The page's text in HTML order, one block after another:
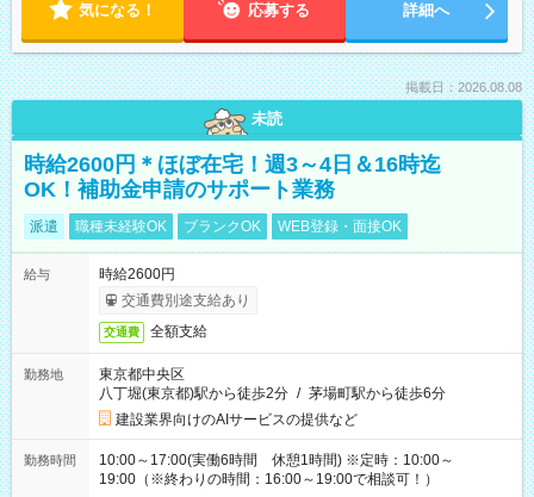
気になる！ 応募する 詳細へ
掲載日：2026.08.08
未読
時給2600円＊ほぼ在宅！週3～4日＆16時迄
OK！補助金申請のサポート業務
派遣 職種未経験OK ブランクOK WEB登録・面接OK
給与
時給2600円
交通費別途支給あり
交通費 全額支給
勤務地
東京都中央区
八丁堀(東京都)駅から徒歩2分 / 茅場町駅から徒歩6分
建設業界向けのAIサービスの提供など
勤務時間
10:00～17:00(実働6時間 休憩1時間) ※定時：10:00～
19:00（※終わりの時間：16:00～19:00で相談可！）